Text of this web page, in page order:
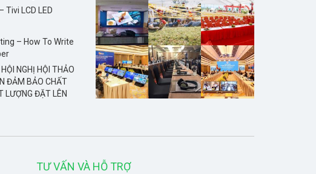
Tivi LCD LED
– How To Write
NGHỊ HỘI THẢO
ĐẢM BẢO CHẤT
LƯỢNG ĐẶT LÊN
TƯ VẤN VÀ HỖ TRỢ